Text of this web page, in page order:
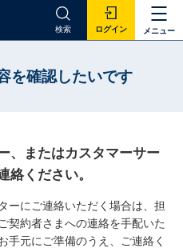
メニュー
検索 ログイン
を確認したいです
、またはカスタマーサー
絡ください。
ーにご連絡いただく場合は、担
契約者さまへの連絡を手配いた
手元にご準備のうえ、ご連絡く